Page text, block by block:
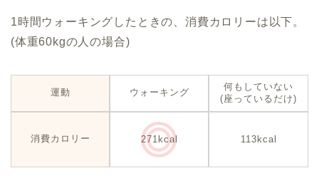
1時間ウォーキングしたときの、消費カロリーは以下。
(体重60kgの人の場合)
運動 ウォーキング
何もしていない
(座っているだけ)
消費カロリー 271kcal 113kcal